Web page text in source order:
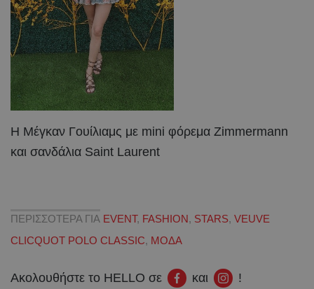
Η Μέγκαν Γουίλιαμς με mini φόρεμα Zimmermann
και σανδάλια Saint Laurent
ΠΕΡΙΣΣΟΤΕΡΑ ΓΙΑ EVENT, FASHION, STARS, VEUVE
CLICQUOT POLO CLASSIC, ΜΟΔΑ
Ακολουθήστε το HELLO σε και !